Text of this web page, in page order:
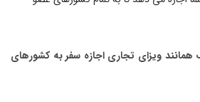
همانند ویزای تجاری اجازه سفر به کشورهای